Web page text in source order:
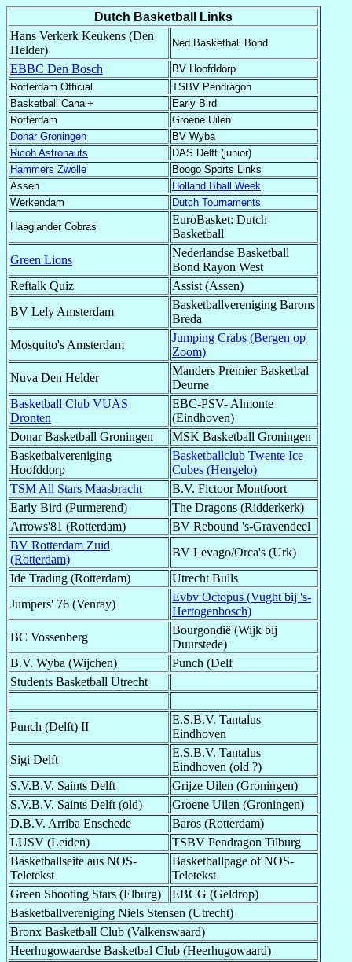
Dutch Basketball Links
Hans Verkerk Keukens (Den
Helder)
Ned.Basketball Bond
EBBC Den Bosch
BV Hoofddorp
Rotterdam Official
TSBV Pendragon
Basketball Canal+
Early Bird
Rotterdam
Groene Uilen
Donar Groningen
BV Wyba
Ricoh Astronauts
DAS Delft (junior)
Hammers Zwolle
Boogo Sports Links
Assen
Holland Bball Week
Werkendam
Dutch Tournaments
Haaglander Cobras
EuroBasket: Dutch
Basketball
Green Lions
Nederlandse Basketball
Bond Rayon West
Reftalk Quiz
Assist (Assen)
BV Lely Amsterdam
Basketballvereniging Barons
Breda
Mosquito's Amsterdam
Jumping Crabs (Bergen op
Zoom)
Nuva Den Helder
Manders Premier Basketbal
Deurne
Basketball Club VUAS
Dronten
EBC-PSV- Almonte
(Eindhoven)
Donar Basketball Groningen
MSK Basketball Groningen
Basketbalvereniging
Hoofddorp
Basketballclub Twente Ice
Cubes (Hengelo)
TSM All Stars Maasbracht
B.V. Fictoor Montfoort
Early Bird (Purmerend)
The Dragons (Ridderkerk)
Arrows'81 (Rotterdam)
BV Rebound 's-Gravendeel
BV Rotterdam Zuid
(Rotterdam)
BV Levago/Orca's (Urk)
Ide Trading (Rotterdam)
Utrecht Bulls
Jumpers' 76 (Venray)
Evbv Octopus (Vught bij 's-
Hertogenbosch)
BC Vossenberg
Bourgondië (Wijk bij
Duurstede)
B.V. Wyba (Wijchen)
Punch (Delf
Students Basketball Utrecht
Punch (Delft) II
E.S.B.V. Tantalus
Eindhoven
Sigi Delft
E.S.B.V. Tantalus
Eindhoven (old ?)
S.V.B.V. Saints Delft
Grijze Uilen (Groningen)
S.V.B.V. Saints Delft (old)
Groene Uilen (Groningen)
D.B.V. Arriba Enschede
Baros (Rotterdam)
LUSV (Leiden)
TSBV Pendragon Tilburg
Basketballseite aus NOS-
Teletekst
Basketballpage of NOS-
Teletekst
Green Shooting Stars (Elburg)
EBCG (Geldrop)
Basketballvereniging Niels Stensen (Utrecht)
Bronx Basketball Club (Valkenswaard)
Heerhugowaardse Basketbal Club (Heerhugowaard)